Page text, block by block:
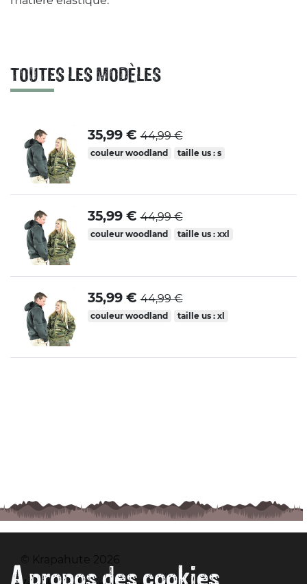
TOUTES LES MODÈLES
35,99 €44,99 €
couleur woodland taille us : s
35,99 €44,99 €
couleur woodland taille us : xxl
35,99 €44,99 €
couleur woodland taille us : xl
© Krapahute 2026
A propos des cookies